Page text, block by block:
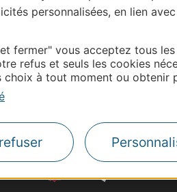
personnalisées, en lien
fermer" vous acceptez tous
refus et seuls les cookies
choix à tout moment ou